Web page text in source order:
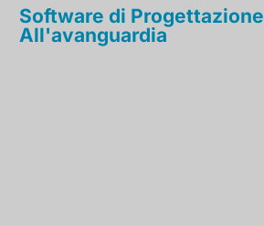
Software di Progettazione
All'avanguardia